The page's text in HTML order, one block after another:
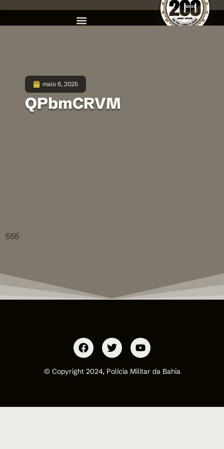
maio 6, 2025
QPbmCRVM
555
© Copyright 2024, Polícia Militar da Bahia